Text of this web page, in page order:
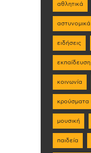
αθλητικά
αστυνομικά
ειδήσεις
εκπαίδευση
κοινωνία
κρούσματα
μουσική
παιδεία